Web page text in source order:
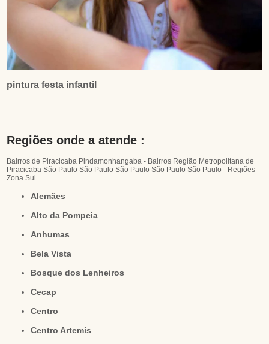
pintura festa infantil
Regiões onde a atende :
Bairros de Piracicaba Pindamonhangaba - Bairros Região Metropolitana de
Piracicaba São Paulo São Paulo São Paulo São PauloSão Paulo - Regiões
Zona Sul
Alemães
Alto da Pompeia
Anhumas
Bela Vista
Bosque dos Lenheiros
Cecap
Centro
Centro Artemis